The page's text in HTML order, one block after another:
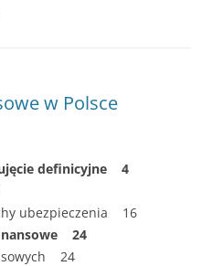
w Polsce
ujęcie definicyjne 4
ubezpieczenia 16
24
24